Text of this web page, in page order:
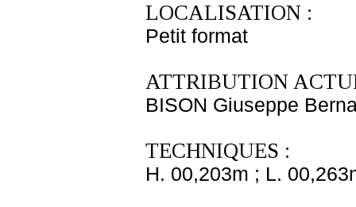
LOCALISATION :
Petit format
ATTRIBUTION
BISON Giuseppe
TECHNIQUES :
H. 00,203m ; L.